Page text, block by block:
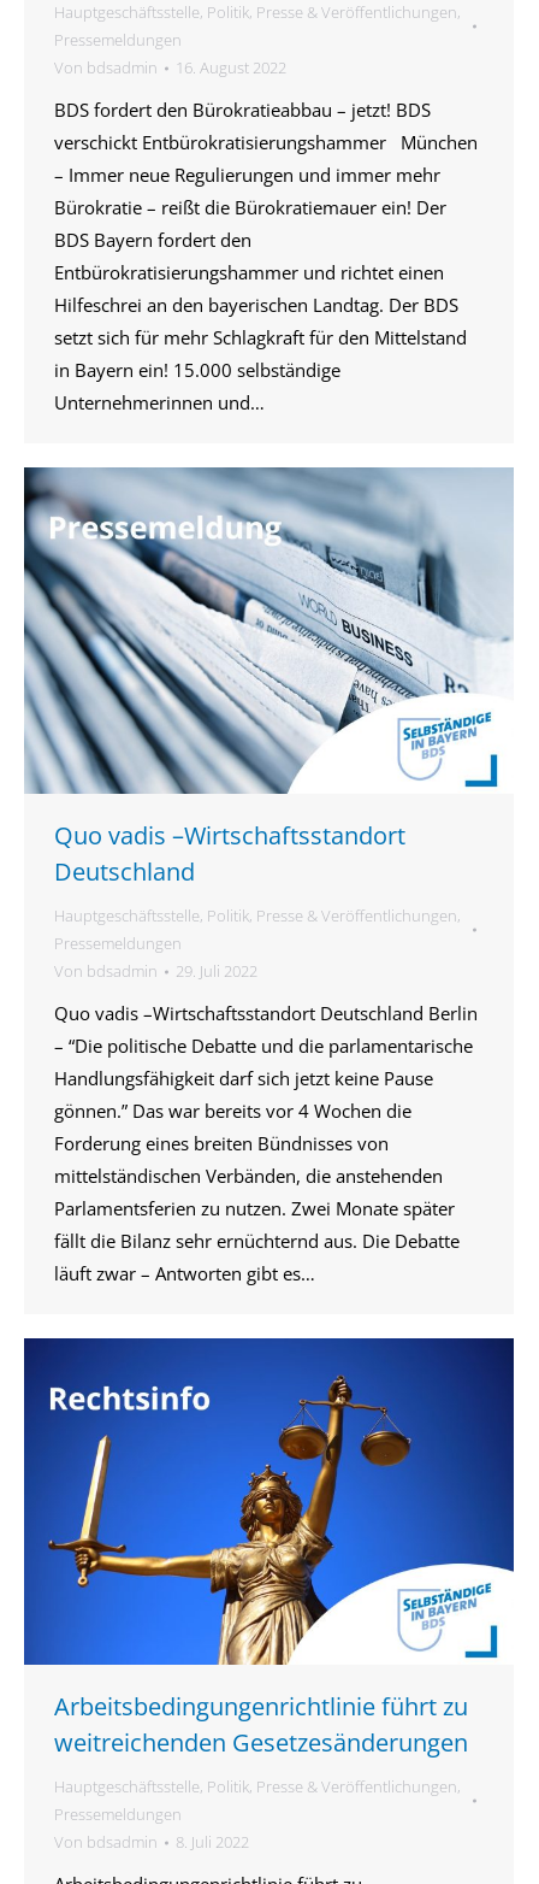
Hauptgeschäftsstelle, Politik, Presse & Veröffentlichungen,
Pressemeldungen
Von bdsadmin 16. August 2022
BDS fordert den Bürokratieabbau – jetzt! BDS
verschickt Entbürokratisierungshammer München
– Immer neue Regulierungen und immer mehr
Bürokratie – reißt die Bürokratiemauer ein! Der
BDS Bayern fordert den
Entbürokratisierungshammer und richtet einen
Hilfeschrei an den bayerischen Landtag. Der BDS
setzt sich für mehr Schlagkraft für den Mittelstand
in Bayern ein! 15.000 selbständige
Unternehmerinnen und…
Quo vadis –Wirtschaftsstandort
Deutschland
Hauptgeschäftsstelle, Politik, Presse & Veröffentlichungen,
Pressemeldungen
Von bdsadmin 29. Juli 2022
Quo vadis –Wirtschaftsstandort Deutschland Berlin
– “Die politische Debatte und die parlamentarische
Handlungsfähigkeit darf sich jetzt keine Pause
gönnen.” Das war bereits vor 4 Wochen die
Forderung eines breiten Bündnisses von
mittelständischen Verbänden, die anstehenden
Parlamentsferien zu nutzen. Zwei Monate später
fällt die Bilanz sehr ernüchternd aus. Die Debatte
läuft zwar – Antworten gibt es…
Arbeitsbedingungenrichtlinie führt zu
weitreichenden Gesetzesänderungen
Hauptgeschäftsstelle, Politik, Presse & Veröffentlichungen,
Pressemeldungen
Von bdsadmin 8. Juli 2022